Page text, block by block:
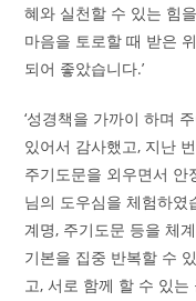
혜와 실천할 수 있는 힘
마음을 토로할 때 받은
되어 좋았습니다.’
‘성경책을 가까이 하며
있어서 감사했고, 지난
주기도문을 외우면서 안
님의 도우심을 체험하였
계명, 주기도문 등을 체
기본을 집중 반복할 수
고, 서로 함께 할 수 있